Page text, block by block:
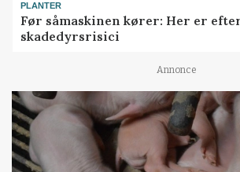
PLANTER
Før såmaskinen kører: Her er
skadedyrsrisici
Annonce